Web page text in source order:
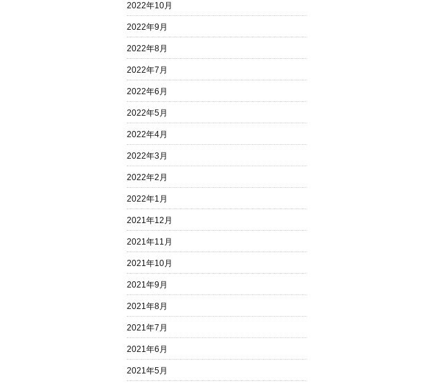
2022年10月
2022年9月
2022年8月
2022年7月
2022年6月
2022年5月
2022年4月
2022年3月
2022年2月
2022年1月
2021年12月
2021年11月
2021年10月
2021年9月
2021年8月
2021年7月
2021年6月
2021年5月